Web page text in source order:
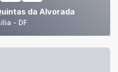
da Alvorada
- DF